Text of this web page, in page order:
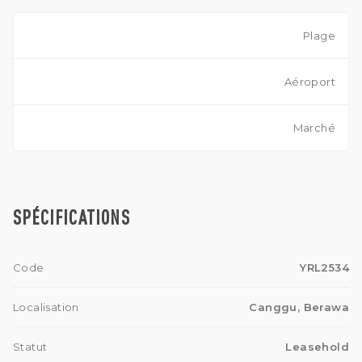
Plage
Aéroport
Marché
SPÉCIFICATIONS
Code YRL2534
Localisation Canggu, Berawa
Statut Leasehold